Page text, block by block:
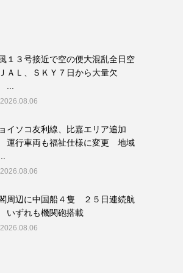
１３号接近で空の便大混乱全日空
ＡＬ、ＳＫＹ７日から大量欠
...
2026.08.06
イソコ友利線、比嘉エリア追加
運行車両も福祉仕様に変更 地域
2026.08.06
周辺に中国船４隻 ２５日連続航
ずれも機関砲搭載
2026.08.06